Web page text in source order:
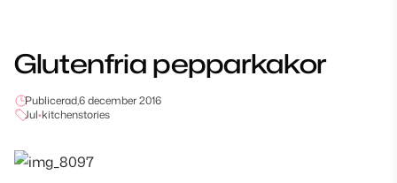
Glutenfria pepparkakor
Publicerad,6 december 2016
Jul•kitchenstories